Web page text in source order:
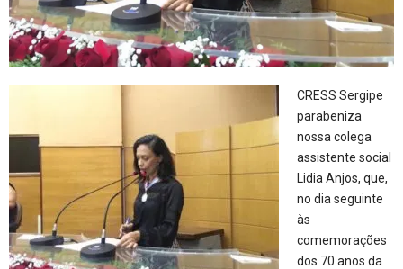
CRESS Sergipe
parabeniza
nossa colega
assistente social
Lidia Anjos, que,
no dia seguinte
às
comemorações
dos 70 anos da